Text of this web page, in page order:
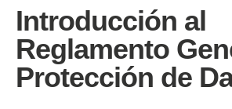
Introducción al
Reglamento
Protección de